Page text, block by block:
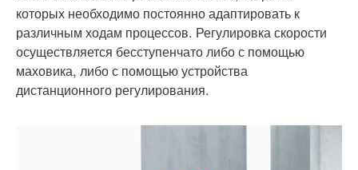
которых необходимо постоянно адаптировать к
различным ходам процессов. Регулировка скорости
осуществляется бесступенчато либо с помощью
маховика, либо с помощью устройства
дистанционного регулирования.